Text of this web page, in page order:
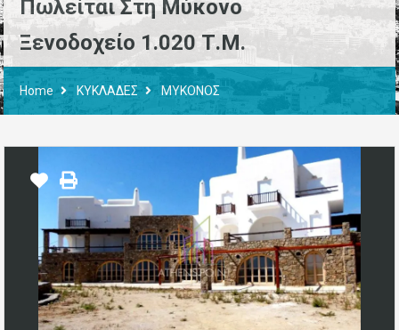
Πωλείται Στη Μύκονο
Ξενοδοχείο 1.020 Τ.μ.
Home ΚΥΚΛΑΔΕΣ ΜΥΚΟΝΟΣ